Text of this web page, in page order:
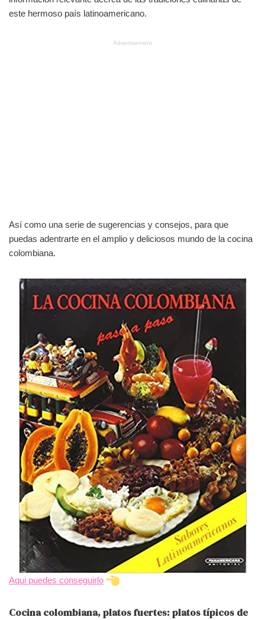
este hermoso país latinoamericano.
Advertisement
Así como una serie de sugerencias y consejos, para que
puedas adentrarte en el amplio y deliciosos mundo de la cocina
colombiana.
Aqui puedes conseguirlo
Cocina colombiana, platos fuertes: platos típicos de